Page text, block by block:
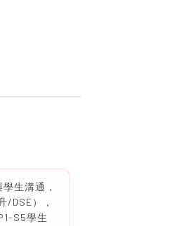
生溝通，
/DSE），
S5學生